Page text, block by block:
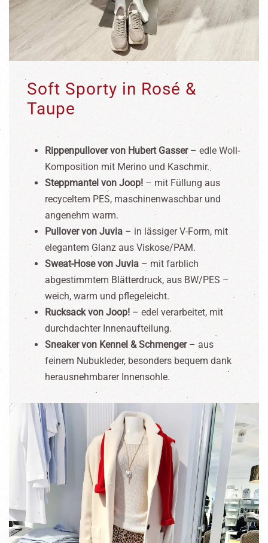
Soft Sporty in Rosé &
Taupe
Rippenpullover von Hubert Gasser– edle Woll-
Komposition mit Merino und Kaschmir.
Steppmantel von Joop! – mit Füllung aus
recyceltem PES, maschinenwaschbar und
angenehm warm.
Pullover von Juvia – in lässiger V-Form, mit
elegantem Glanz aus Viskose/PAM.
Sweat-Hose von Juvia – mit farblich
abgestimmtem Blätterdruck, aus BW/PES –
weich, warm und pflegeleicht.
Rucksack von Joop! – edel verarbeitet, mit
durchdachter Innenaufteilung.
Sneaker von Kennel & Schmenger– aus
feinem Nubukleder, besonders bequem dank
herausnehmbarer Innensohle.